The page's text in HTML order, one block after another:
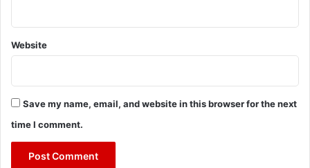
Website
Save my name, email, and website in this browser for the next
time I comment.